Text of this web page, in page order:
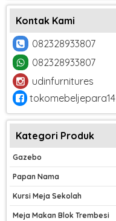
Kontak Kami
082328933807
082328933807
udinfurnitures
tokomebeljepara14
Kategori Produk
Gazebo
Papan Nama
Kursi Meja Sekolah
Meja Makan Blok Trembesi